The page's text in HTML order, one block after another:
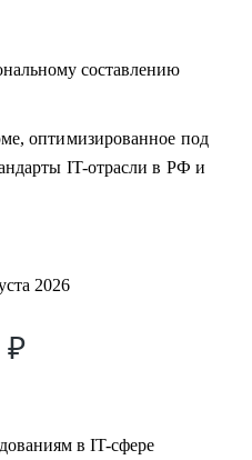
составлению
оптимизированное под
IT-отрасли в РФ и
2026
₽
в IT-сфере